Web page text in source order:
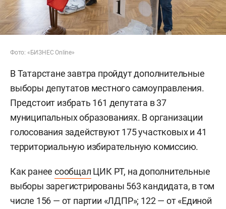
Фото: «БИЗНЕС Online»
В Татарстане завтра пройдут дополнительные
выборы депутатов местного самоуправления.
Предстоит избрать 161 депутата в 37
муниципальных образованиях. В организации
голосования задействуют 175 участковых и 41
территориальную избирательную комиссию.
Как ранеесообщал ЦИК РТ, на дополнительные
выборы зарегистрированы 563 кандидата, в том
числе 156 — от партии «ЛДПР»; 122 — от «Единой